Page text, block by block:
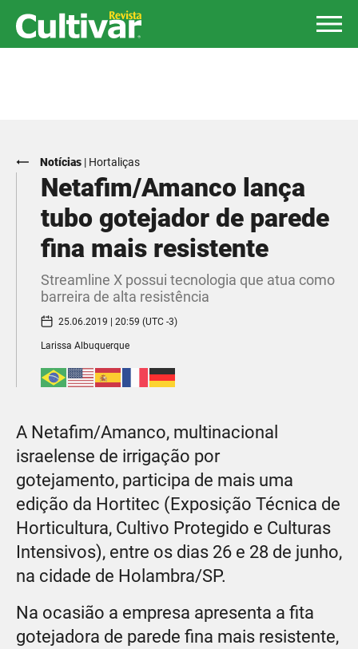
Notícias | Hortaliças
Netafim/Amanco lança
tubo gotejador de parede
fina mais resistente
Streamline X possui tecnologia que atua como
barreira de alta resistência
25.06.2019 | 20:59 (UTC -3)
Larissa Albuquerque
A Netafim/Amanco, multinacional
israelense de irrigação por
gotejamento, participa de mais uma
edição da Hortitec (Exposição Técnica de
Horticultura, Cultivo Protegido e Culturas
Intensivos), entre os dias 26 e 28 de junho,
na cidade de Holambra/SP.
Na ocasião a empresa apresenta a fita
gotejadora de parede fina mais resistente,